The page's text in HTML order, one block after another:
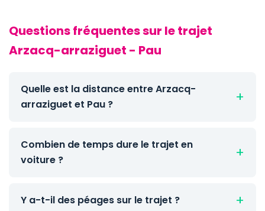
Questions fréquentes sur le trajet
Arzacq-arraziguet - Pau
Quelle est la distance entre Arzacq-
arraziguet et Pau ?
Combien de temps dure le trajet en
voiture ?
Y a-t-il des péages sur le trajet ?